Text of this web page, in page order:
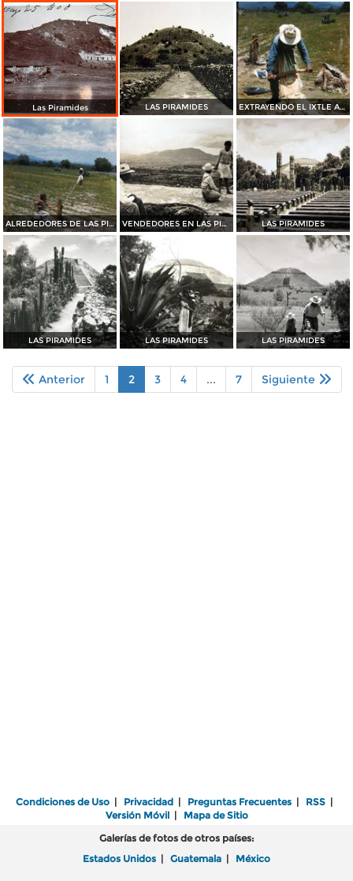
Las Piramides LAS PIRAMIDES EXTRAYENDO EL IXTLE ALREDEDORES DE LAS PIRAMIDES
ALREDEDORES DE LAS PIRAMIDES VENDEDORES EN LAS PIRAMIDES LAS PIRAMIDES
LAS PIRAMIDES LAS PIRAMIDES LAS PIRAMIDES
Anterior 1 2 3 4 ... 7 Siguiente
Condiciones de Uso | Privacidad | Preguntas Frecuentes | RSS |
Versión Móvil| Mapa de Sitio
Galerías de fotos de otros países:
Estados Unidos | Guatemala | México